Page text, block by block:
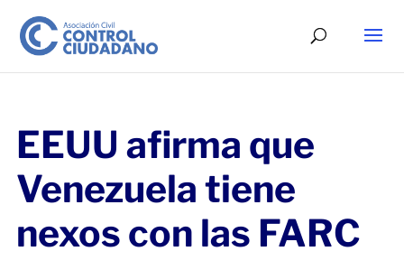
EEUU afirma que
Venezuela tiene
nexos con las FARC